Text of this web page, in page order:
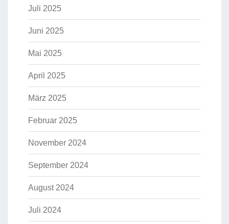
Juli 2025
Juni 2025
Mai 2025
April 2025
März 2025
Februar 2025
November 2024
September 2024
August 2024
Juli 2024